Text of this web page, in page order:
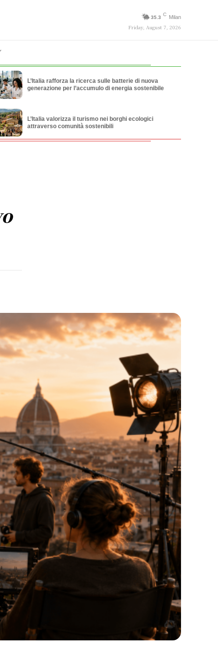
35.3
C Milan
Friday, August 7, 2026
L’Italia rafforza la ricerca sulle batterie di nuova
generazione per l’accumulo di energia sostenibile
L’Italia valorizza il turismo nei borghi ecologici
attraverso comunità sostenibili